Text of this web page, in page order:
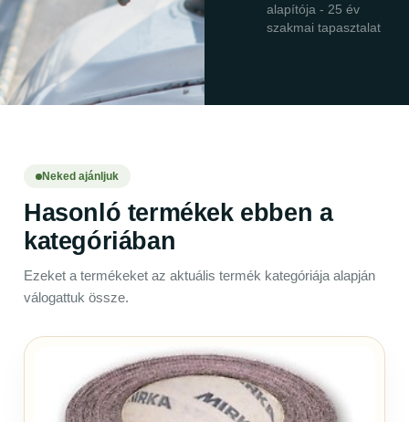
alapítója - 25 év
szakmai tapasztalat
Neked ajánljuk
Hasonló termékek ebben a
kategóriában
Ezeket a termékeket az aktuális termék kategóriája alapján
válogattuk össze.